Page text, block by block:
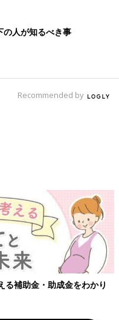
の人が知るべき事
Recommended by
る補助金・助成金をわかり